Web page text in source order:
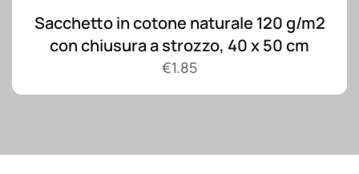
Sacchetto in cotone naturale 120 g/m2
con chiusura a strozzo, 40 x 50 cm
€1.85